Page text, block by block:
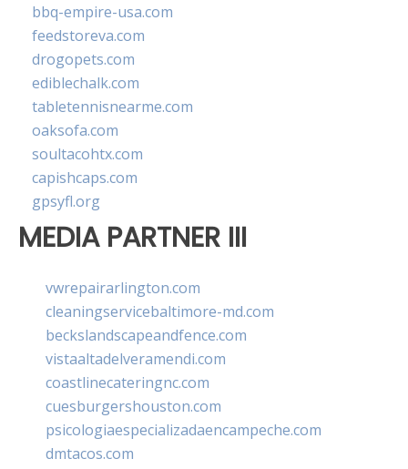
bbq-empire-usa.com
feedstoreva.com
drogopets.com
ediblechalk.com
tabletennisnearme.com
oaksofa.com
soultacohtx.com
capishcaps.com
gpsyfl.org
MEDIA PARTNER III
vwrepairarlington.com
cleaningservicebaltimore-md.com
beckslandscapeandfence.com
vistaaltadelveramendi.com
coastlinecateringnc.com
cuesburgershouston.com
psicologiaespecializadaencampeche.com
dmtacos.com